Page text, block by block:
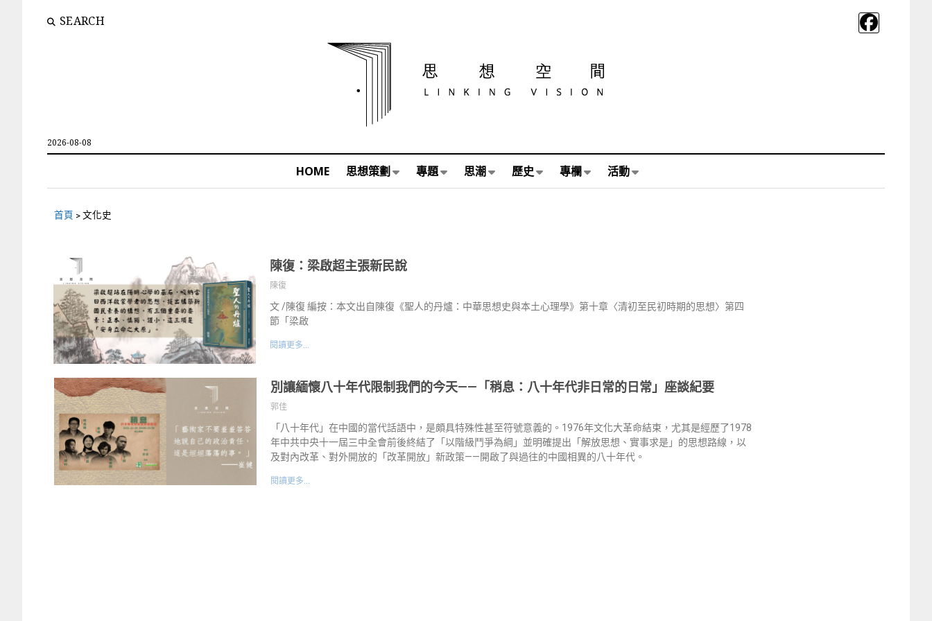
SEARCH
2026-08-08
HOME 思想策劃 專題 思潮 歷史 專欄 活動
首頁 >文化史
陳復：梁啟超主張新民說
陳復
文 /陳復 編按：本文出自陳復《聖人的丹爐：中華思想史與本土心理學》第十章〈清初至民初時期的思想〉第四
節「梁啟
閱讀更多...
別讓緬懷八十年代限制我們的今天——「稍息：八十年代非日常的日常」座談紀要
郭佳
「八十年代」在中國的當代話語中，是頗具特殊性甚至符號意義的。1976年文化大革命結束，尤其是經歷了1978
年中共中央十一屆三中全會前後終結了「以階級鬥爭為綱」並明確提出「解放思想、實事求是」的思想路線，以
及對內改革、對外開放的「改革開放」新政策——開啟了與過往的中國相異的八十年代。
閱讀更多...